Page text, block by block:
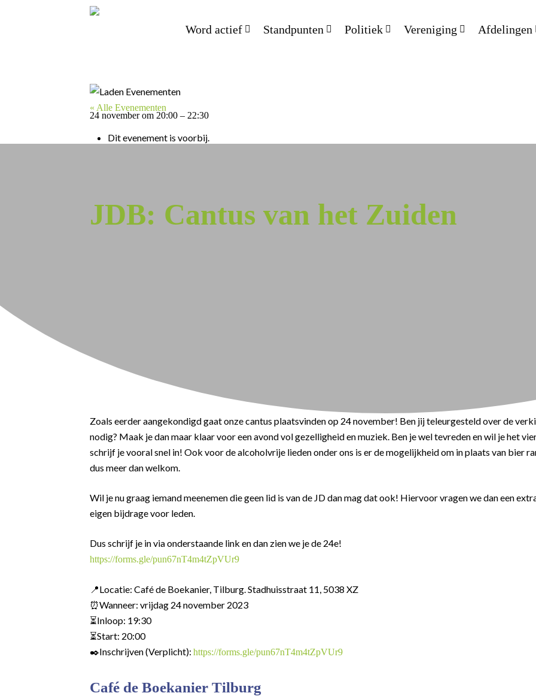
Word actief Standpunten Politiek Vereniging Afdelingen
« Alle Evenementen
Dit evenement is voorbij.
JDB: Cantus van het Zuiden
24 novemberom 20:00 – 22:30
Zoals eerder aangekondigd gaat onze cantus plaatsvinden op 24 november! Ben jij teleurgesteld over de
nodig? Maak je dan maar klaar voor een avond vol gezelligheid en muziek. Ben je wel tevreden en wil je het
schrijf je vooral snel in! Ook voor de alcoholvrije lieden onder ons is er de mogelijkheid om in plaats van bier
dus meer dan welkom.
Wil je nu graag iemand meenemen die geen lid is van de JD dan mag dat ook! Hiervoor vragen we dan een
eigen bijdrage voor leden.
Dus schrijf je in via onderstaande link en dan zien we je de 24e!
https://forms.gle/pun67nT4m4tZpVUr9
📍Locatie: Café de Boekanier, Tilburg. Stadhuisstraat 11, 5038 XZ
⏰Wanneer: vrijdag 24 november 2023
⏳Inloop: 19:30
⏳Start: 20:00
✒️Inschrijven (Verplicht): https://forms.gle/pun67nT4m4tZpVUr9
Café de Boekanier Tilburg